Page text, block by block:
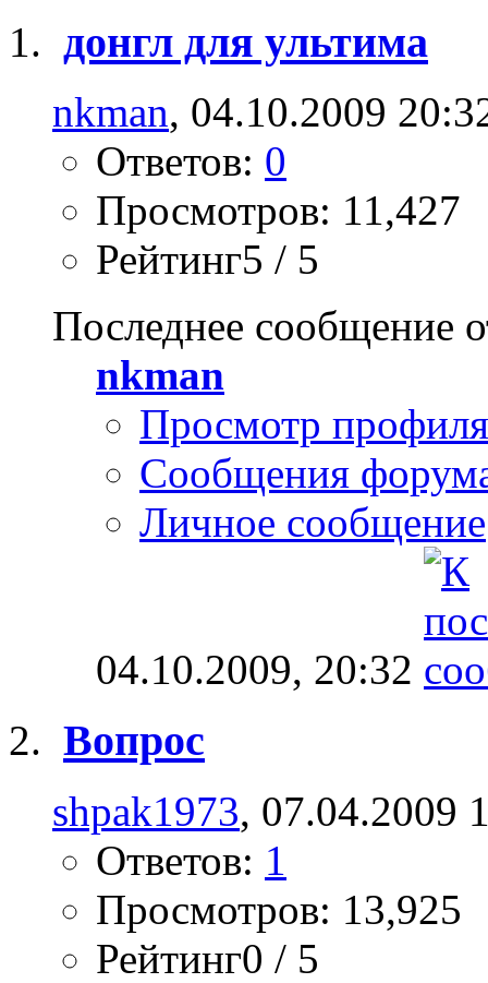
донгл для ультима
nkman, 04.10.2009
Ответов: 0
Просмотров: 11,427
Рейтинг5 / 5
Последнее сообщение
nkman
Просмотр профиля
Сообщения
Личное сообщение
04.10.2009, 20:32
Вопрос
shpak1973, 07.04.2009
Ответов: 1
Просмотров: 13,925
Рейтинг0 / 5